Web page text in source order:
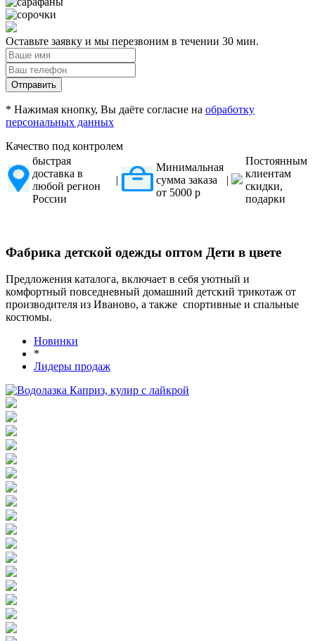
Оставьте заявку и мы перезвоним в течении 30 мин.
Отправить
* Нажимая кнопку, Вы даёте согласие на обработку
персональных данных
Качество под контролем
быстрая
доставка в
любой регион
России
|
Минимальная
сумма заказа
от 5000 р
|
Постоянным
клиентам
скидки,
подарки
Фабрика детской одежды оптом Дети в цвете
Предложения каталога, включает в себя уютный и
комфортный повседневный домашний детский трикотаж от
производителя из Иваново, а также спортивные и спальные
костюмы.
Новинки
*
Лидеры продаж